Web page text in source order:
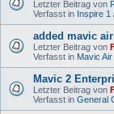
Letzter Beitrag von
Verfasst in Inspire 1
added mavic
Letzter Beitrag von
Verfasst in Mavic Air
Mavic 2
Letzter Beitrag von
Verfasst in General